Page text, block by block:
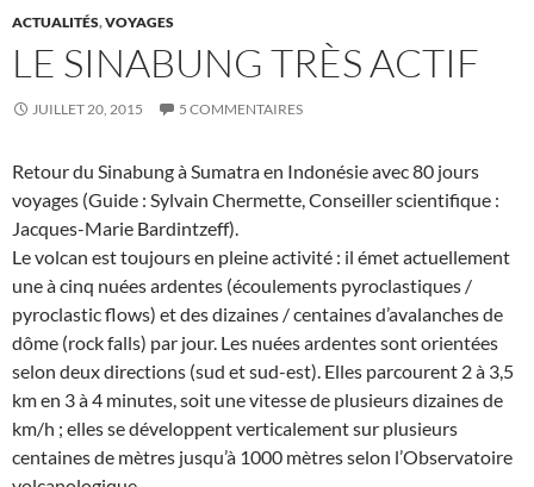
ACTUALITÉS,VOYAGES
LE SINABUNG TRÈS ACTIF
JUILLET 20, 2015 5 COMMENTAIRES
Retour du Sinabung à Sumatra en Indonésie avec 80 jours
voyages (Guide : Sylvain Chermette, Conseiller scientifique :
Jacques-Marie Bardintzeff).
Le volcan est toujours en pleine activité : il émet actuellement
une à cinq nuées ardentes (écoulements pyroclastiques /
pyroclastic flows) et des dizaines / centaines d’avalanches de
dôme (rock falls) par jour. Les nuées ardentes sont orientées
selon deux directions (sud et sud-est). Elles parcourent 2 à 3,5
km en 3 à 4 minutes, soit une vitesse de plusieurs dizaines de
km/h ; elles se développent verticalement sur plusieurs
centaines de mètres jusqu’à 1000 mètres selon l’Observatoire